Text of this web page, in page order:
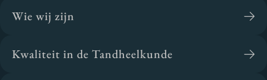
Wie wij zijn
Kwaliteit in de Tandheelkunde